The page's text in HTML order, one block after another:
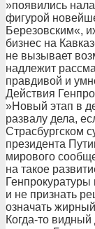
»появились
фигурой
Березовским«,
бизнес на
не вызывает
надлежит
правдивой и
Действия
»Новый этап в
развалу дела,
Страсбургском
президента
мирового
на такое
и не признать
означать
Когда-то